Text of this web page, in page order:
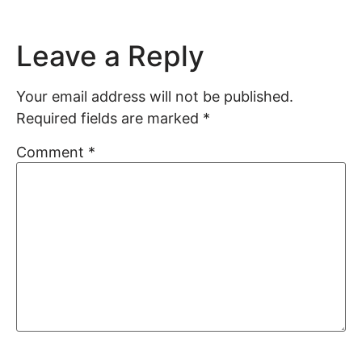
Leave a Reply
Your email address will not be published.
Required fields are marked *
Comment *